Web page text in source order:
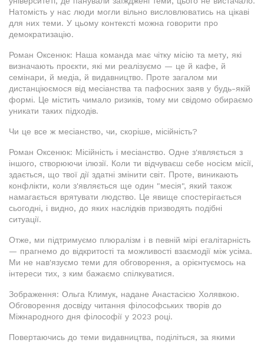
Натомість у нас люди могли вільно висловлюватись на цікаві
для них теми. У цьому контексті можна говорити про
демократизацію.
Роман Оксенюк: Наша команда має чітку місію та мету, які
визначають проєкти, які ми реалізуємо — це й кафе, й
семінари, й медіа, й видавництво. Проте загалом ми
дистанціюємося від месіанства та пафосних заяв у будь-якій
формі. Це містить чимало ризиків, тому ми свідомо обираємо
уникати таких підходів.
Чи це все ж месіанство, чи, скоріше, місійність?
Роман Оксенюк: Місійність і месіанство. Одне з'являється з
іншого, створюючи ілюзії. Коли ти відчуваєш себе носієм місії,
здається, що твої дії здатні змінити світ. Проте, виникають
конфлікти, коли з'являється ще один "месія", який також
намагається врятувати людство. Це явище спостерігається
сьогодні, і видно, до яких наслідків призводять подібні
ситуації.
Отже, ми підтримуємо плюралізм і в певній мірі егалітарність
— прагнемо до відкритості та можливості взаємодії між усіма.
Ми не нав'язуємо теми для обговорення, а орієнтуємось на
інтереси тих, з ким бажаємо спілкуватися.
Зображення: Ольга Климук, надане Анастасією Холявкою.
Обговорення досвіду читання філософських творів до
Міжнародного дня філософії у 2023 році.
Повертаючись до теми видавництва, поділіться, за якими